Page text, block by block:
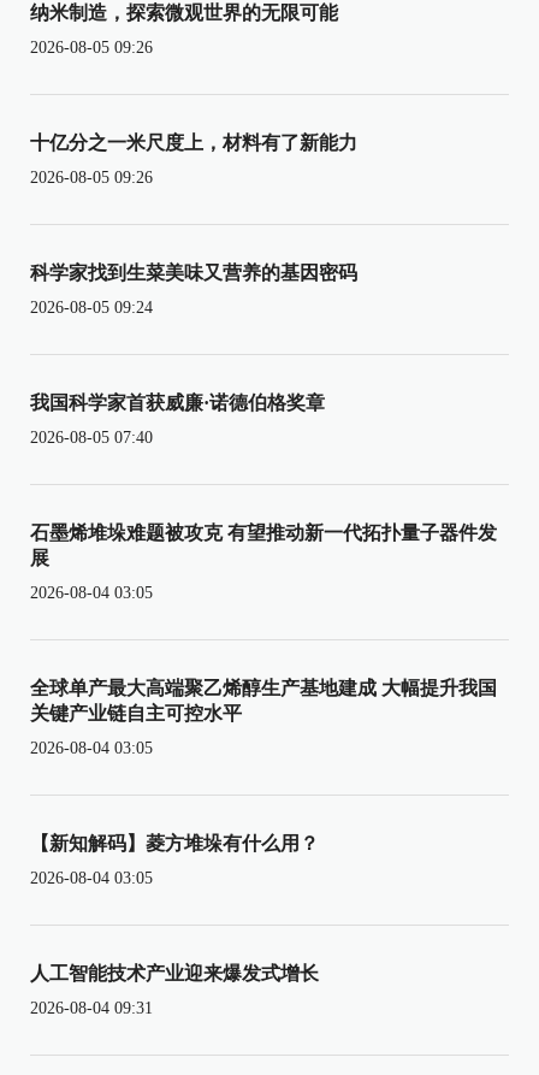
纳米制造，探索微观世界的无限可能
2026-08-05 09:26
十亿分之一米尺度上，材料有了新能力
2026-08-05 09:26
科学家找到生菜美味又营养的基因密码
2026-08-05 09:24
我国科学家首获威廉·诺德伯格奖章
2026-08-05 07:40
石墨烯堆垛难题被攻克 有望推动新一代拓扑量子器件发
展
2026-08-04 03:05
全球单产最大高端聚乙烯醇生产基地建成 大幅提升我国
关键产业链自主可控水平
2026-08-04 03:05
【新知解码】菱方堆垛有什么用？
2026-08-04 03:05
人工智能技术产业迎来爆发式增长
2026-08-04 09:31